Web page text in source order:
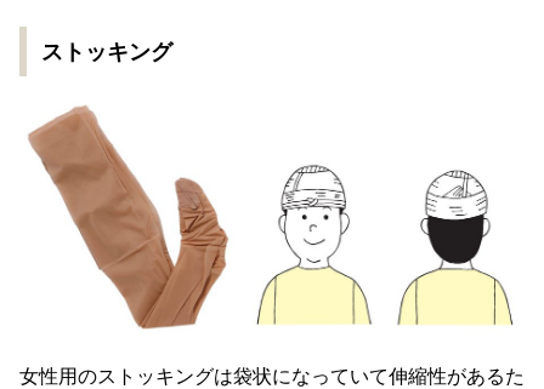
ストッキング
女性用のストッキングは袋状になっていて伸縮性があるた